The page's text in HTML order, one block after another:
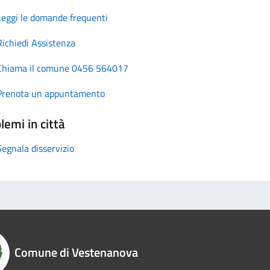
le domande frequenti
Assistenza
il comune 0456 564017
un appuntamento
in città
disservizio
Comune di Vestenanova